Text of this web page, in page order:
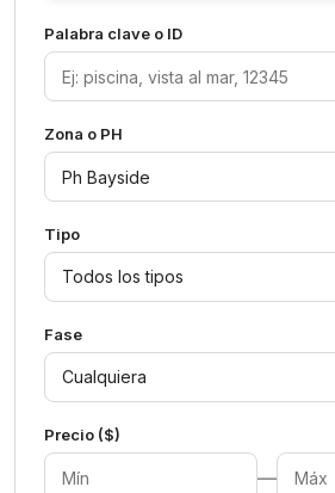
Palabra clave o ID
Zona o PH
Tipo
Todos los tipos
Fase
Cualquiera
Precio ($)
—